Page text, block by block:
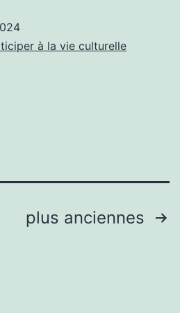
à la vie culturelle
plus anciennes